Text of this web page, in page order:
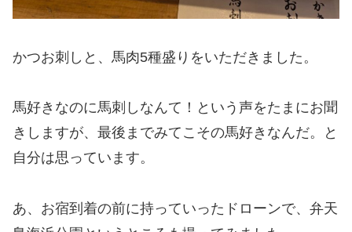
かつお刺しと、馬肉5種盛りをいただきました。
馬好きなのに馬刺しなんて！という声をたまにお聞
きしますが、最後までみてこその馬好きなんだ。と
自分は思っています。
あ、お宿到着の前に持っていったドローンで、弁天